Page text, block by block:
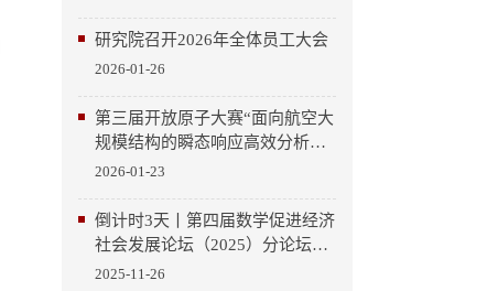
研究院召开2026年全体员工大会
2026-01-26
第三届开放原子大赛“面向航空大
规模结构的瞬态响应高效分析开
源模块开发”赛项圆满收官
2026-01-23
倒计时3天丨第四届数学促进经济
社会发展论坛（2025）分论坛
——“新一代工业软件研发与应
2025-11-26